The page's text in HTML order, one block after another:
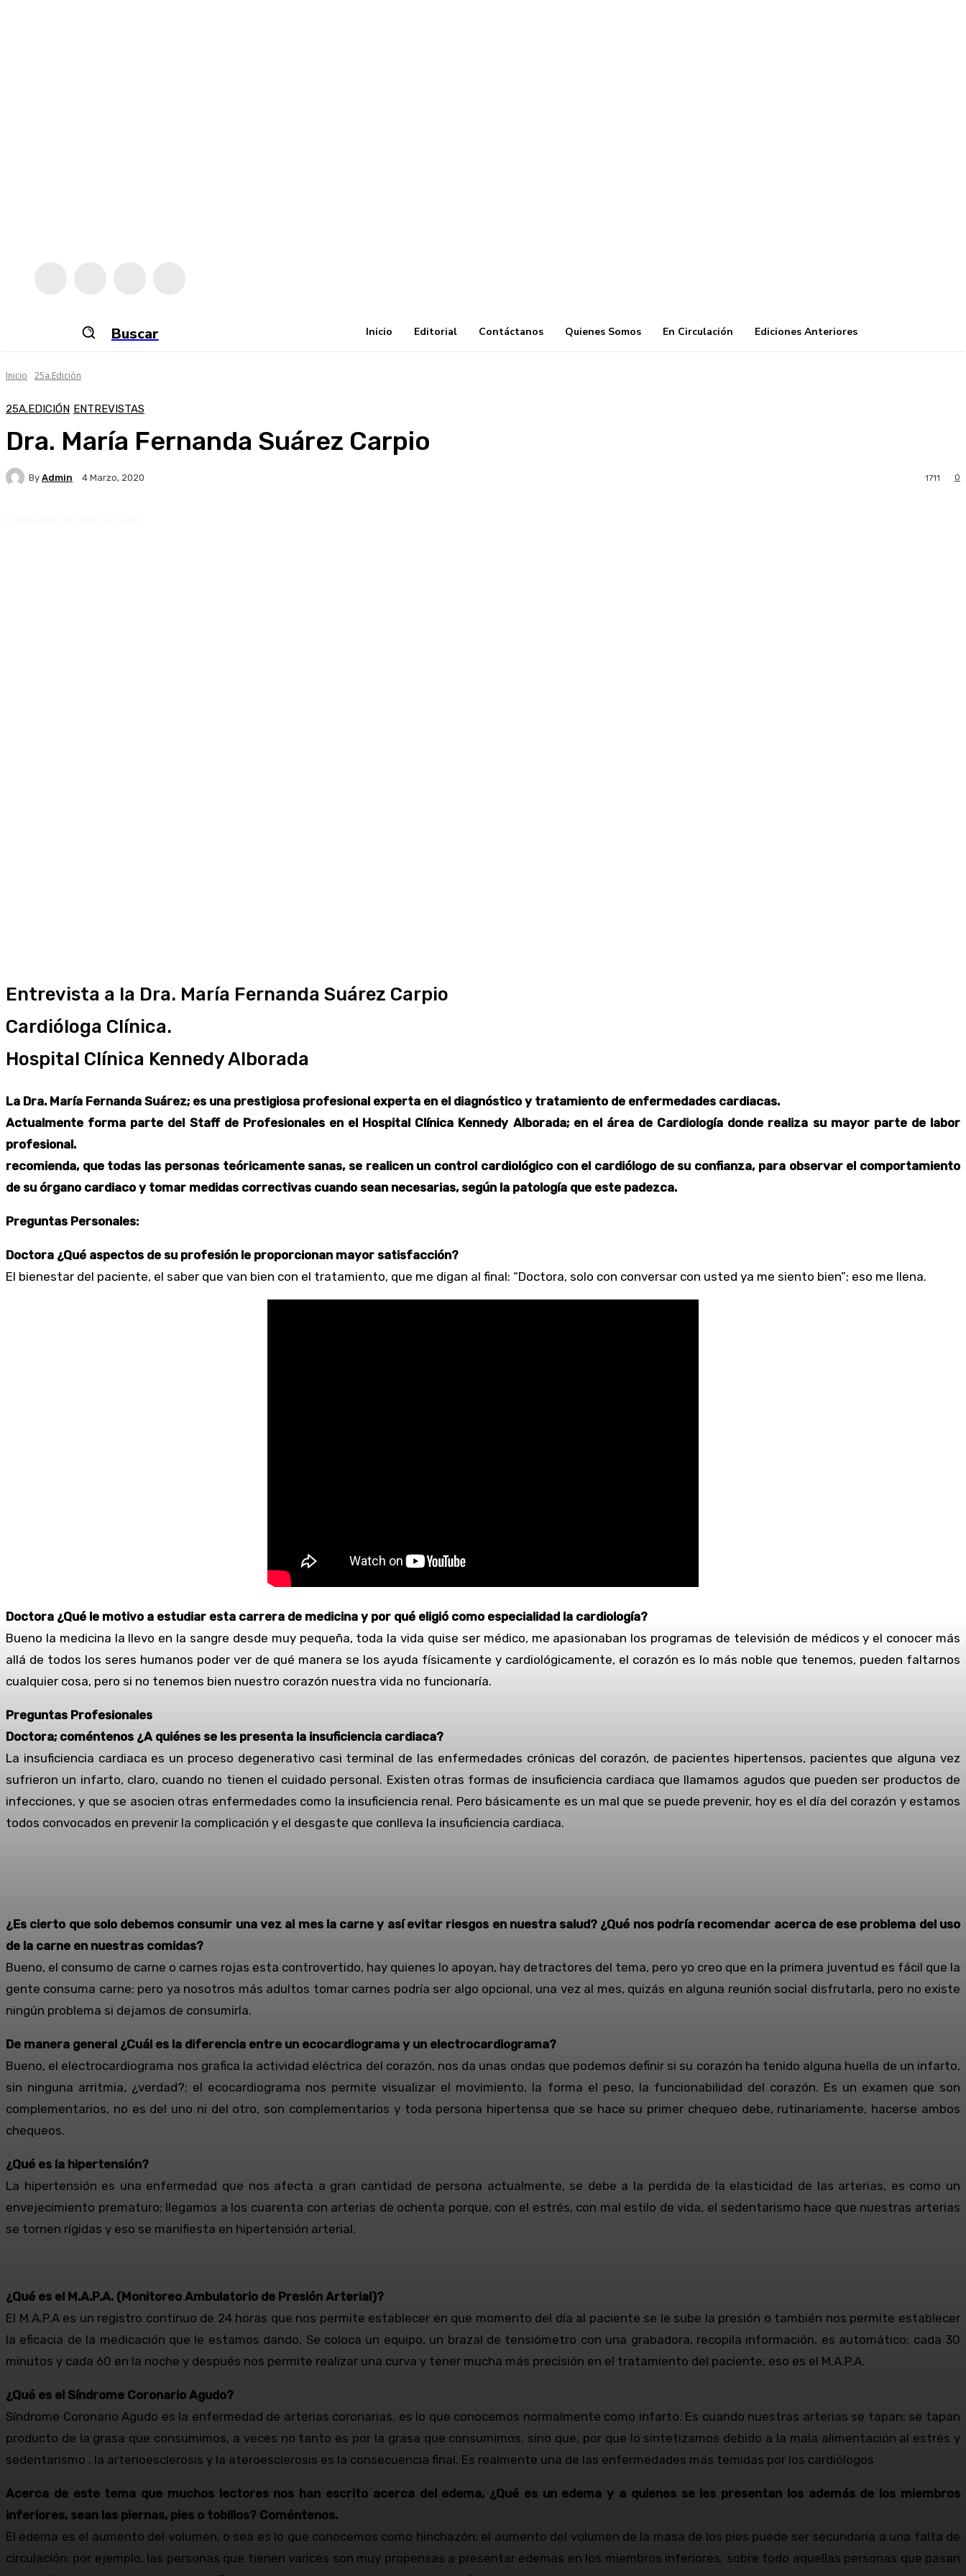
Buscar Inicio Editorial Contáctanos Quienes Somos En Circulación Ediciones Anteriores
Inicio 25a.Edición
25A.EDICIÓN ENTREVISTAS
Dra. María Fernanda Suárez Carpio
By Admin 4 Marzo, 2020 0
1711
Entrevista a la Dra. María Fernanda Suárez Carpio
Cardióloga Clínica.
Hospital Clínica Kennedy Alborada
La Dra. María Fernanda Suárez; es una prestigiosa profesional experta en el diagnóstico y tratamiento de enfermedades cardiacas.
Actualmente forma parte del Staff de Profesionales en el Hospital Clínica Kennedy Alborada; en el área de Cardiología donde realiza su mayor parte de labor
profesional.
recomienda, que todas las personas teóricamente sanas, se realicen un control cardiológico con el cardiólogo de su confianza, para observar el comportamiento
de su órgano cardiaco y tomar medidas correctivas cuando sean necesarias, según la patología que este padezca.
Preguntas Personales:
Doctora ¿Qué aspectos de su profesión le proporcionan mayor satisfacción?
El bienestar del paciente, el saber que van bien con el tratamiento, que me digan al final: “Doctora, solo con conversar con usted ya me siento bien”; eso me llena.
Doctora ¿Qué le motivo a estudiar esta carrera de medicina y por qué eligió como especialidad la cardiología?
Bueno la medicina la llevo en la sangre desde muy pequeña, toda la vida quise ser médico, me apasionaban los programas de televisión de médicos y el conocer más
allá de todos los seres humanos poder ver de qué manera se los ayuda físicamente y cardiológicamente, el corazón es lo más noble que tenemos, pueden faltarnos
cualquier cosa, pero si no tenemos bien nuestro corazón nuestra vida no funcionaría.
Preguntas Profesionales
Doctora; coméntenos ¿A quiénes se les presenta la insuficiencia cardiaca?
La insuficiencia cardiaca es un proceso degenerativo casi terminal de las enfermedades crónicas del corazón, de pacientes hipertensos, pacientes que alguna vez
sufrieron un infarto, claro, cuando no tienen el cuidado personal. Existen otras formas de insuficiencia cardiaca que llamamos agudos que pueden ser productos de
infecciones, y que se asocien otras enfermedades como la insuficiencia renal. Pero básicamente es un mal que se puede prevenir, hoy es el día del corazón y estamos
todos convocados en prevenir la complicación y el desgaste que conlleva la insuficiencia cardiaca.
¿Es cierto que solo debemos consumir una vez al mes la carne y así evitar riesgos en nuestra salud? ¿Qué nos podría recomendar acerca de ese problema del uso
de la carne en nuestras comidas?
Bueno, el consumo de carne o carnes rojas esta controvertido, hay quienes lo apoyan, hay detractores del tema, pero yo creo que en la primera juventud es fácil que la
gente consuma carne; pero ya nosotros más adultos tomar carnes podría ser algo opcional, una vez al mes, quizás en alguna reunión social disfrutarla, pero no existe
ningún problema si dejamos de consumirla.
De manera general ¿Cuál es la diferencia entre un ecocardiograma y un electrocardiograma?
Bueno, el electrocardiograma nos grafica la actividad eléctrica del corazón, nos da unas ondas que podemos definir si su corazón ha tenido alguna huella de un infarto,
sin ninguna arritmia, ¿verdad?; el ecocardiograma nos permite visualizar el movimiento, la forma el peso, la funcionabilidad del corazón. Es un examen que son
complementarios, no es del uno ni del otro, son complementarios y toda persona hipertensa que se hace su primer chequeo debe, rutinariamente, hacerse ambos
chequeos.
¿Qué es la hipertensión?
La hipertensión es una enfermedad que nos afecta a gran cantidad de persona actualmente, se debe a la perdida de la elasticidad de las arterias, es como un
envejecimiento prematuro; llegamos a los cuarenta con arterias de ochenta porque, con el estrés, con mal estilo de vida, el sedentarismo hace que nuestras arterias
se tornen rígidas y eso se manifiesta en hipertensión arterial.
¿Qué es el M.A.P.A. (Monitoreo Ambulatorio de Presión Arterial)?
El M.A.P.A es un registro continuo de 24 horas que nos permite establecer en que momento del día al paciente se le sube la presión o también nos permite establecer
la eficacia de la medicación que le estamos dando. Se coloca un equipo, un brazal de tensiómetro con una grabadora, recopila información, es automático; cada 30
minutos y cada 60 en la noche y después nos permite realizar una curva y tener mucha más precisión en el tratamiento del paciente, eso es el M.A.P.A.
¿Qué es el Síndrome Coronario Agudo?
Síndrome Coronario Agudo es la enfermedad de arterias coronarias, es lo que conocemos normalmente como infarto. Es cuando nuestras arterias se tapan; se tapan
producto de la grasa que consumimos, a veces no tanto es por la grasa que consumimos, sino que, por que lo sintetizamos debido a la mala alimentación al estrés y
sedentarismo , la arterioesclerosis y la ateroesclerosis es la consecuencia final. Es realmente una de las enfermedades más temidas por los cardiólogos
Acerca de este tema que muchos lectores nos han escrito acerca del edema, ¿Qué es un edema y a quienes se les presentan los además de los miembros
inferiores, sean las piernas, pies o tobillos? Coméntenos.
El edema es el aumento del volumen, o sea es lo que conocemos como hinchazón; el aumento del volumen de la masa de los pies puede ser secundaria a una falta de
circulación; por ejemplo, las personas que tienen varices son muy propensas a presentar edemas en los miembros inferiores, sobre todo aquellas personas que pasan